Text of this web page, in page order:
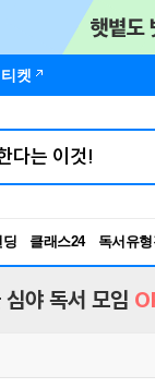
티켓
딩 클래스24
독서유
RBTI Lab
심야 독서 모임